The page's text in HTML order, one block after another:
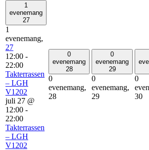
1
evenemang
27
1
evenemang,
27
12:00 -
22:00
Takterrassen
– LGH
V1202
juli 27 @
12:00 -
22:00
Takterrassen
– LGH
V1202
0
evenemang
28
0
evenemang,
28
0
evenemang
29
0
evenemang,
29
0
30